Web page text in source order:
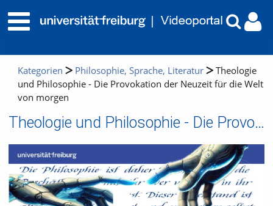
Kategorien Philosophie, Sprache, Literatur
Theologie
und Philosophie - Die Provokation der Neuzeit für die Welt
von morgen
Theologie und Philosophie - Die Provokation der Neuzeit für die Welt von morgen